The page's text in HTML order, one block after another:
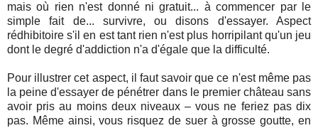
mais où rien n'est donné ni gratuit... à commencer par le
simple fait de... survivre, ou disons d'essayer. Aspect
rédhibitoire s'il en est tant rien n'est plus horripilant qu'un jeu
dont le degré d'addiction n'a d'égale que la difficulté.
Pour illustrer cet aspect, il faut savoir que ce n'est même pas
la peine d'essayer de pénétrer dans le premier château sans
avoir pris au moins deux niveaux – vous ne feriez pas dix
pas. Même ainsi, vous risquez de suer à grosse goutte, en